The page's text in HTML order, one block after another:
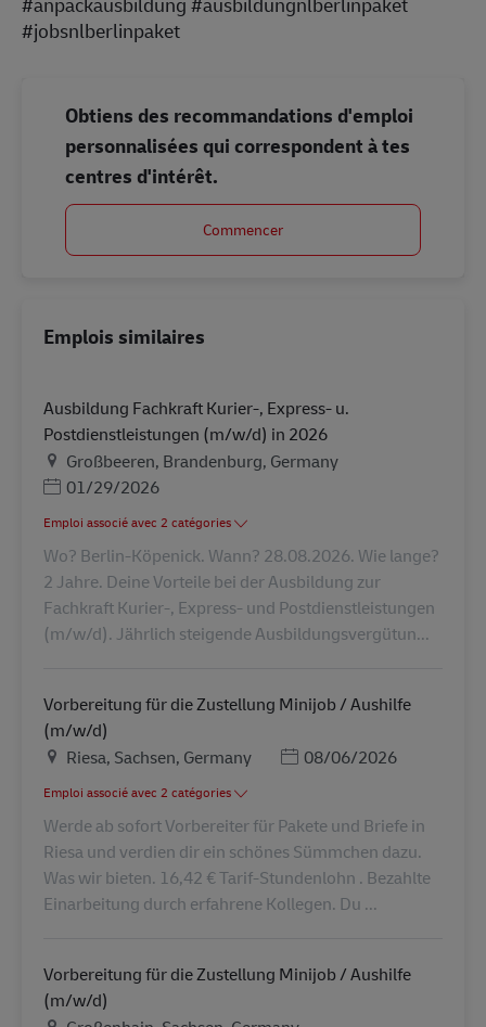
#jobsnlberlinpaket
Obtiens des recommandations d'emploi
personnalisées qui correspondent à tes
centres d'intérêt.
Commencer
Emplois similaires
Ausbildung Fachkraft Kurier-, Express- u.
Postdienstleistungen (m/w/d) in 2026
LieuGroßbeeren, Brandenburg, Germany
Posted Date
01/29/2026
Emploi associé avec 2 catégories
Wo? Berlin-Köpenick. Wann? 28.08.2026. Wie lange?
2 Jahre. Deine Vorteile bei der Ausbildung zur
Fachkraft Kurier-, Express- und Postdienstleistungen
(m/w/d). Jährlich steigende Ausbildungsvergütun...
Vorbereitung für die Zustellung Minijob / Aushilfe
(m/w/d)
LieuRiesa, Sachsen, Germany Posted Date
08/06/2026
Emploi associé avec 2 catégories
Werde ab sofort Vorbereiter für Pakete und Briefe in
Riesa und verdien dir ein schönes Sümmchen dazu.
Was wir bieten. 16,42 € Tarif-Stundenlohn . Bezahlte
Einarbeitung durch erfahrene Kollegen. Du ...
Vorbereitung für die Zustellung Minijob / Aushilfe
(m/w/d)